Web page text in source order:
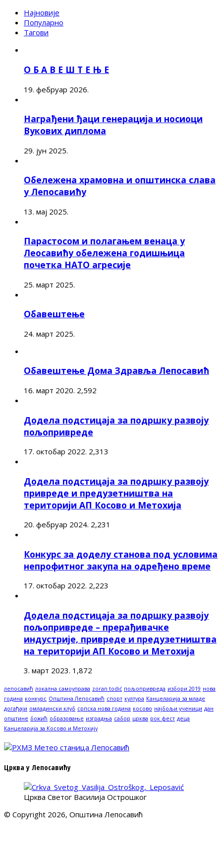
Најновије
Популарно
Тагови
О Б А В Е Ш Т Е Њ Е
19. фебруар 2026.
Награђени ђаци генерација и носиоци
Вукових диплома
29. јун 2025.
Обележена храмовна и општинска слава
у Лепосавићу
13. мај 2025.
Парастосом и полагањем венаца у
Леосавићу обележена годишњица
почетка НАТО агресије
25. март 2025.
Обавештење
24. март 2025.
Обавештење Дома Здравља Лепосавић
16. март 2020. 2,592
Додела подстицаја за подршку развоју
пољопривреде
17. октобар 2022. 2,313
Додела подстицаја за подршку развоју
привреде и предузетништва на
територији АП Косово и Метохија
20. фебруар 2024. 2,231
Конкурс за доделу станова под условима
непрофитног закупа на одређено време
17. октобар 2022. 2,223
Додела подстицаја за подршку развоју
пољопривреде – прерађивачке
индустрије, привреде и предузетништва
на територији АП Косово и Метохија
3. март 2023. 1,872
лепосавић локална самоуправа zoran todić пољопривреда избори 2019 нова
година конкурс Општина Лепосавић спорт култура Канцеларија за младе
догађаји омладински клуб српска нова година косово најбољи ученици дан
општине божић образовање изградња сабор црква рок фест деца
Канцеларија за Косово и Метохију
Црква у Лепосавићу
Црква Светог Василија Острошког
© Copyright 2026, Општина Лепосавић